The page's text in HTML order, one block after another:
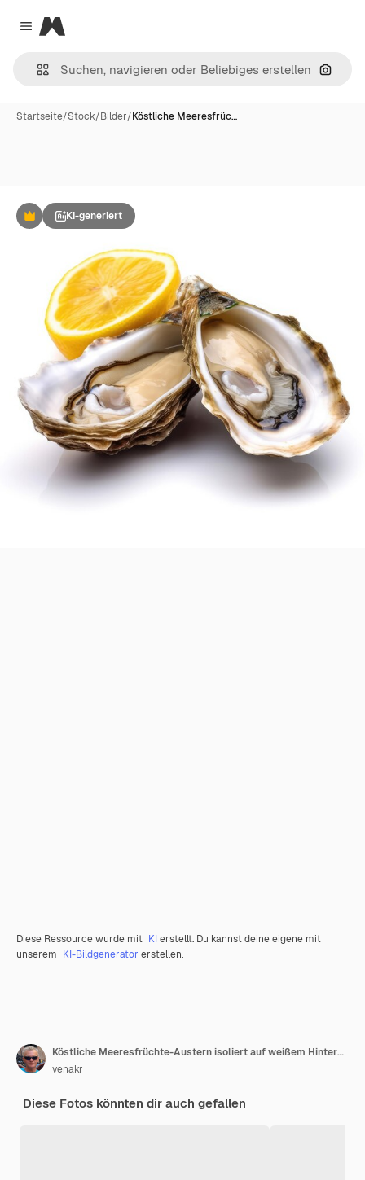
Close menu
Magnific
Nach
Startseite/Stock/Bilder/Köstliche Meeresfrüc…
PremiumKI-generiert
Diese Ressource wurde mit KIerstellt. Du kannst deine eigene mit
unserem KI-Bildgenerator erstellen.
Köstliche Meeresfrüchte-Austern isoliert auf weißem Hintergrund
venakr
Diese Fotos könnten dir auch gefallen